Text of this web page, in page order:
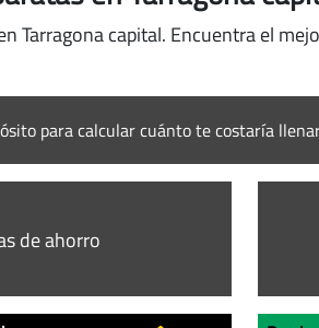
Tarragona capital. Encuentra el
para calcular cuánto te costaría
de ahorro